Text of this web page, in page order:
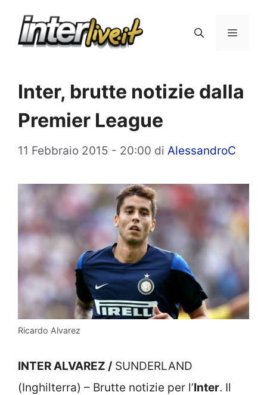
Menu
Inter, brutte notizie dalla
Premier League
11 Febbraio 2015 - 20:00 di AlessandroC
Ricardo Alvarez
INTER ALVAREZ / SUNDERLAND
(Inghilterra) – Brutte notizie per l’Inter. Il